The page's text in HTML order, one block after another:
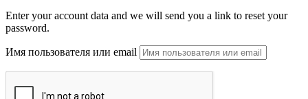
Enter your account data and we will send you a link to reset your
password.
Имя пользователя или email